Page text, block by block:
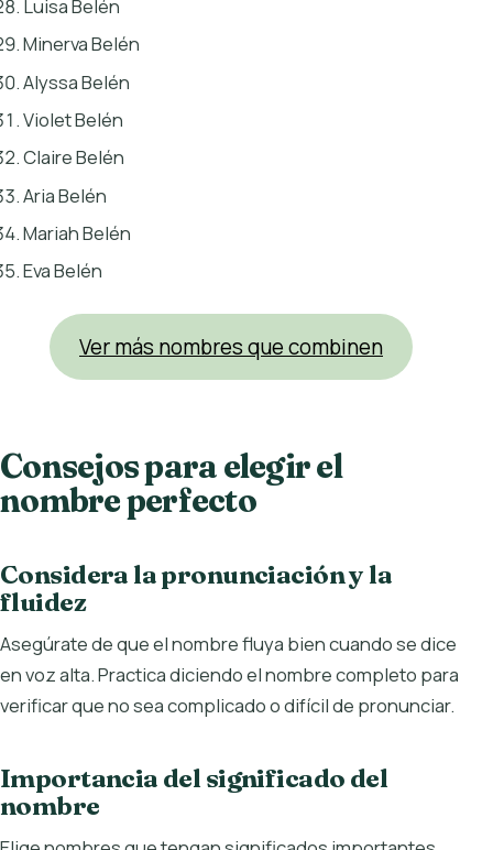
Luisa Belén
Minerva Belén
Alyssa Belén
Violet Belén
Claire Belén
Aria Belén
Mariah Belén
Eva Belén
Ver más nombres que combinen
Consejos para elegir el
nombre perfecto
Considera la pronunciación y la
fluidez
Asegúrate de que el nombre fluya bien cuando se dice
en voz alta. Practica diciendo el nombre completo para
verificar que no sea complicado o difícil de pronunciar.
Importancia del significado del
nombre